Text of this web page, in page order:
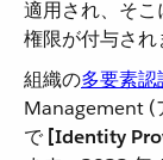
適用され、そ
権限が付与され
組織の​多要素認
Management (
で ​ [Identity